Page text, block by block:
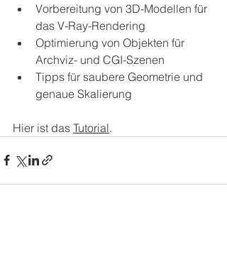
Vorbereitung von 3D-Modellen für
das V-Ray-Rendering
Optimierung von Objekten für
Archviz- und CGI-Szenen
Tipps für saubere Geometrie und
genaue Skalierung
Hier ist das Tutorial.